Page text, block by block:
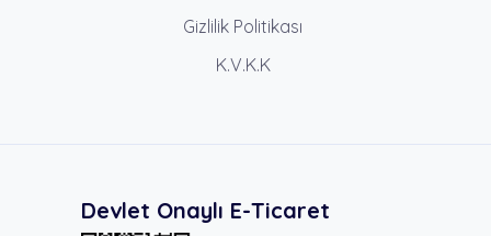
Gizlilik Politikası
K.V.K.K
Devlet Onaylı E-Ticaret